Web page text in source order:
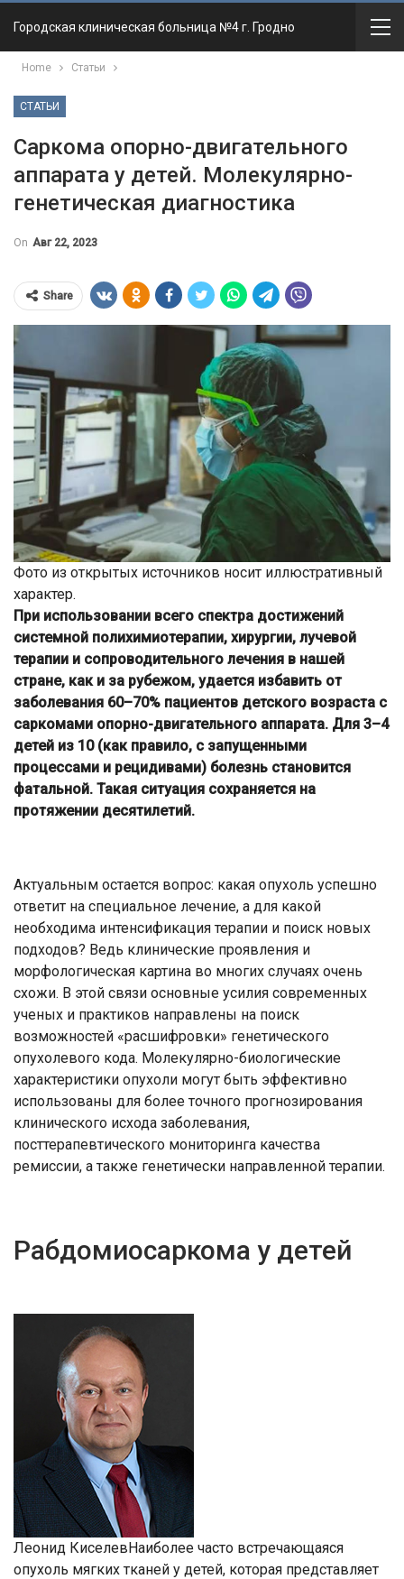
Городская клиническая больница №4 г. Гродно
Home Статьи
СТАТЬИ
Cаркома опорно-двигательного
аппарата у детей. Молекулярно-
генетическая диагностика
On Авг 22, 2023
Share
Фото из открытых источников носит иллюстративный
характер.
При использовании всего спектра достижений
системной полихимиотерапии, хирургии, лучевой
терапии и сопроводительного лечения в нашей
стране, как и за рубежом, удается избавить от
заболевания 60–70% пациентов детского возраста с
саркомами опорно-двигательного аппарата. Для 3–4
детей из 10 (как правило, с запущенными
процессами и рецидивами) болезнь становится
фатальной. Такая ситуация сохраняется на
протяжении десятилетий.
Актуальным остается вопрос: какая опухоль успешно
ответит на специальное лечение, а для какой
необходима интенсификация терапии и поиск новых
подходов? Ведь клинические проявления и
морфологическая картина во многих случаях очень
схожи. В этой связи основные усилия современных
ученых и практиков направлены на поиск
возможностей «расшифровки» генетического
опухолевого кода. Молекулярно-биологические
характеристики опухоли могут быть эффективно
использованы для более точного прогнозирования
клинического исхода заболевания,
посттерапевтического мониторинга качества
ремиссии, а также генетически направленной терапии.
Рабдомиосаркома у детей
Леонид КиселевНаиболее часто встречающаяся
опухоль мягких тканей у детей, которая представляет